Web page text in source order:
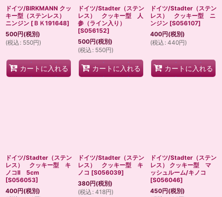
ドイツ/BIRKMANN クッ
キー型（ステンレス）
ニンジン [ ＢＫ191648]
500円(税別)
(税込 : 550円)
カートに入れる
ドイツ/Stadter（ステン
レス） クッキー型 人
参（ライン入り）
[S056152]
500円(税別)
(税込 : 550円)
カートに入れる
ドイツ/Stadter（ステン
レス） クッキー型 ニ
ンジン [S056107]
400円(税別)
(税込 : 440円)
カートに入れる
ドイツ/Stadter（ステン
レス） クッキー型 キ
ノコII 5cm
[S056053]
400円(税別)
ドイツ/Stadter（ステン
レス） クッキー型 キ
ノコ [S056039]
380円(税別)
(税込 : 418円)
ドイツ/Stadter（ステン
レス） クッキー型 マ
ッシュルーム/キノコ
[S056046]
450円(税別)